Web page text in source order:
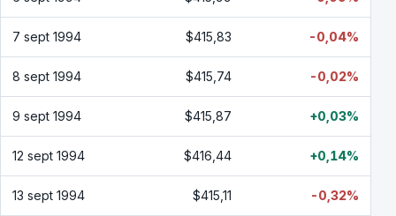
7 sept 1994 $415,83 -0,04%
8 sept 1994 $415,74 -0,02%
9 sept 1994 $415,87 +0,03%
12 sept 1994 $416,44 +0,14%
13 sept 1994 $415,11 -0,32%